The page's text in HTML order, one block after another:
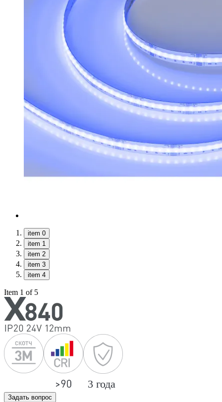
item 0
item 1
item 2
item 3
item 4
Item 1 of 5
Задать вопрос